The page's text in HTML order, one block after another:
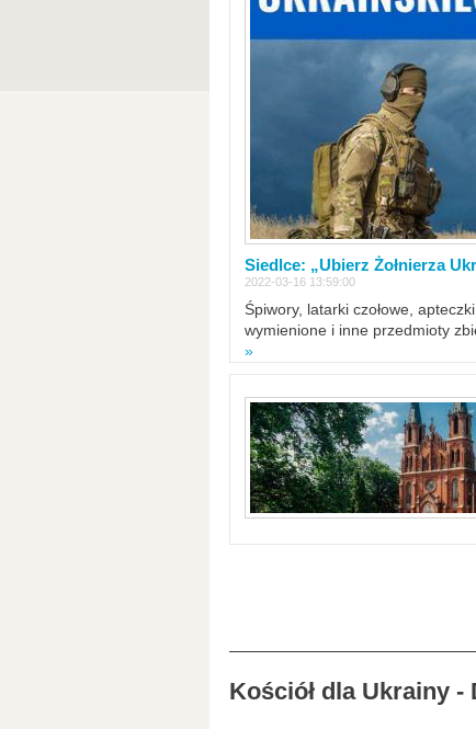
Siedlce: „Ubierz Żołnierza
2022-03-16 13:59:00
Śpiwory, latarki czołowe,
wymienione i inne przedmioty
»
Kościół dla Ukrainy